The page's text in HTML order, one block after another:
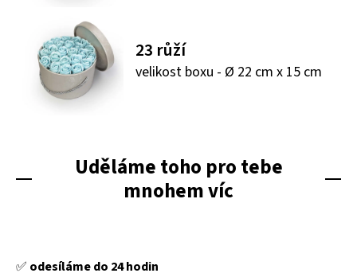
23 růží
velikost boxu - Ø 22 cm x 15 cm
Uděláme toho pro tebe
mnohem víc
✅️ odesíláme do 24 hodin